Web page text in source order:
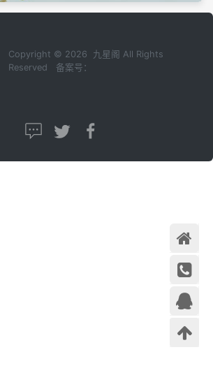
Copyright © 2026 九星阁 All Rights
Reserved 备案号：
首页
在线咨